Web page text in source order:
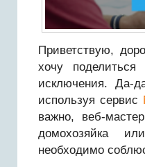
Приветствую,
хочу
исключения. Да-
используя сервис
важно, веб-
домохозяйка
необходимо